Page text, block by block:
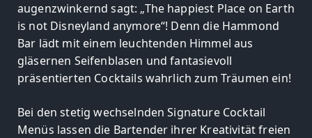
augenzwinkernd sagt: „The happiest Place on Earth
is not Disneyland anymore“! Denn die Hammond
Bar lädt mit einem leuchtenden Himmel aus
gläsernen Seifenblasen und fantasievoll
präsentierten Cocktails wahrlich zum Träumen ein!
Bei den stetig wechselnden Signature Cocktail
Menüs lassen die Bartender ihrer Kreativität freien